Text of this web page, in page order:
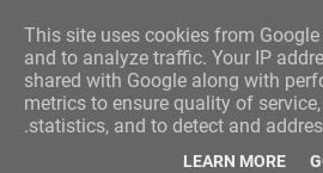
وكالة الحدث للآراء
This site uses cookies from
and to analyze traffic. Your IP
shared with Google along with
metrics to ensure quality of
statistics, and to detect and
LEARN MORE